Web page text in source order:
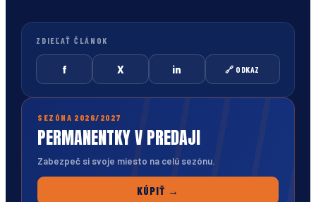
ZDIEĽAŤ ČLÁNOK
f X in 🔗 ODKAZ
SEZÓNA 2026/2027
PERMANENTKY V PREDAJI
Zabezpeč si svoje miesto na celú sezónu.
KÚPIŤ →